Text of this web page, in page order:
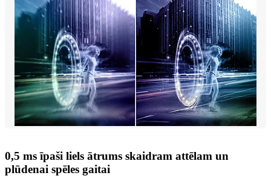
0,5 ms īpaši liels ātrums skaidram attēlam un
plūdenai spēles gaitai